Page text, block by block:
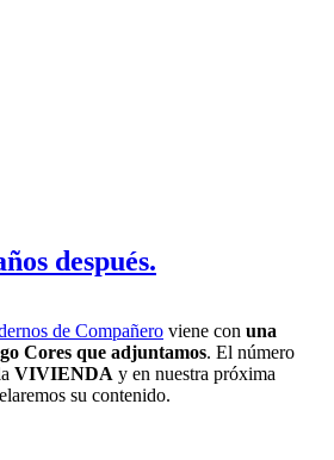
después.
de Compañero viene con una
Cores que adjuntamos. El número
VIVIENDA y en nuestra próxima
su contenido.